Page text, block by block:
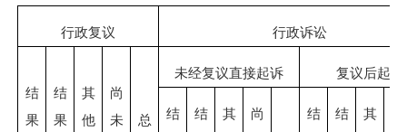
行政复议 行政诉讼
结
果
结
果
其
他
尚
未
总
未经复议直接起诉 复议后起诉
结
结
其
尚
结
结
其